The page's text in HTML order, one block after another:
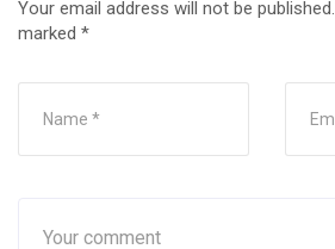
Your email address will not be published.
marked *